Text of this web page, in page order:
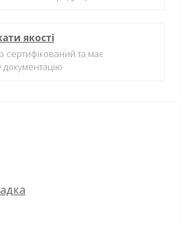
якості
сертифікований та має
документацію